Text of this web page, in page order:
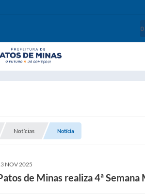
Notícias Notícia
NOV 2025
de Minas realiza 4ª